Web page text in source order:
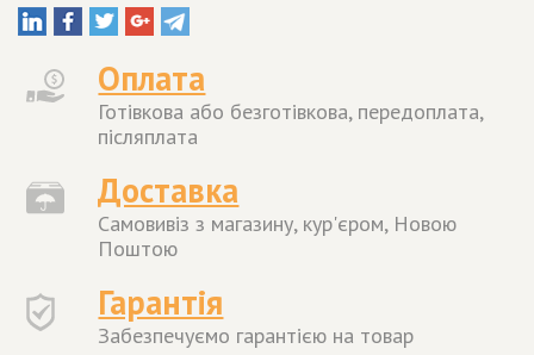
Оплата
Готівкова або безготівкова, передоплата,
післяплата
Доставка
Самовивіз з магазину, кур'єром, Новою
Поштою
Гарантія
Забезпечуємо гарантією на товар